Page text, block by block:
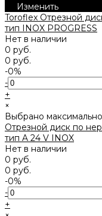
Изменить
Toroflex Отрезной
тип INOX PROGRESS
Нет в наличии
0 руб.
0 руб.
-0%
-
+
×
Выбрано
Отрезной диск по
тип A 24 V INOX
Нет в наличии
0 руб.
0 руб.
-0%
-
+